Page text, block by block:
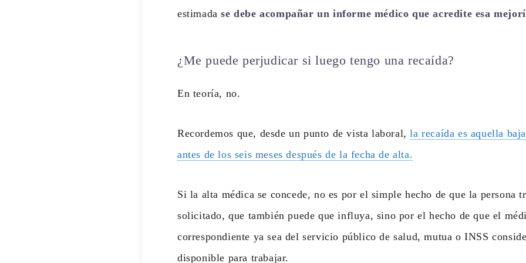
estimadase debe acompañar un informe médico que acredite esa
¿Me puede perjudicar si luego tengo una recaída?
En teoría, no.
Recordemos que, desde un punto de vista laboral,la recaída es aquella
antes de los seis meses después de la fecha de alta.
Si la alta médica se concede, no es por el simple hecho de que la persona
solicitado, que también puede que influya, sino por el hecho de que el
correspondiente ya sea del servicio público de salud, mutua o INSS
disponible para trabajar.